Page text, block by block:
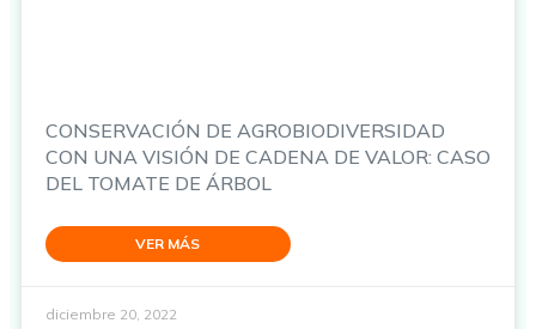
CONSERVACIÓN DE AGROBIODIVERSIDAD
CON UNA VISIÓN DE CADENA DE VALOR: CASO
DEL TOMATE DE ÁRBOL
VER MÁS
diciembre 20, 2022